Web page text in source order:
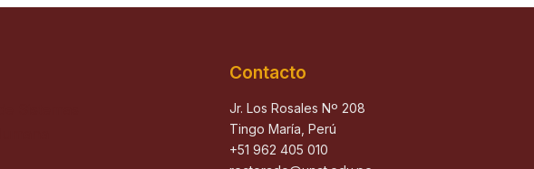
Contacto
Jr. Los Rosales Nº 208
Tingo María, Perú
+51 962 405 010